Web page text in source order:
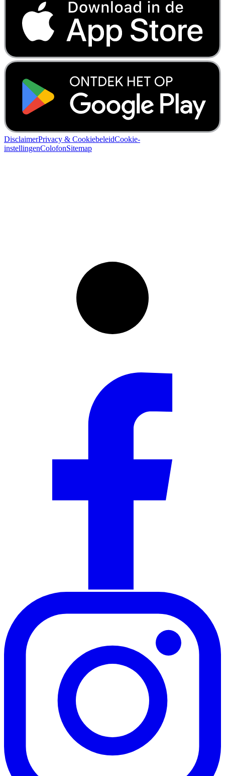
DisclaimerPrivacy & CookiebeleidCookie-
instellingenColofonSitemap